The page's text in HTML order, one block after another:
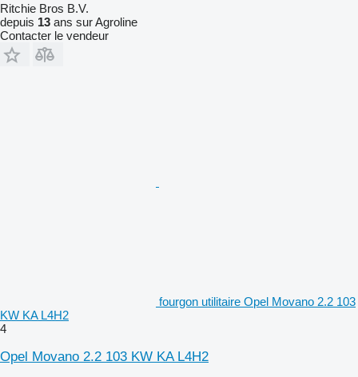
Ritchie Bros B.V.
depuis 13 ans sur Agroline
Contacter le vendeur
fourgon utilitaire Opel Movano 2.2 103
KW KA L4H2
4
Opel Movano 2.2 103 KW KA L4H2